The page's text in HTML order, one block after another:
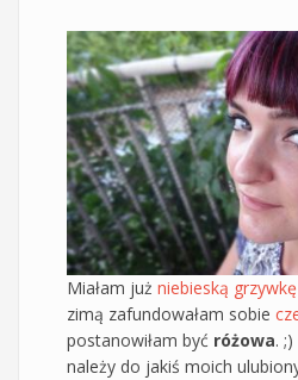
Miałam już niebieską grzywkę
zimą zafundowałam sobie
postanowiłam być różowa.
należy do jakiś moich